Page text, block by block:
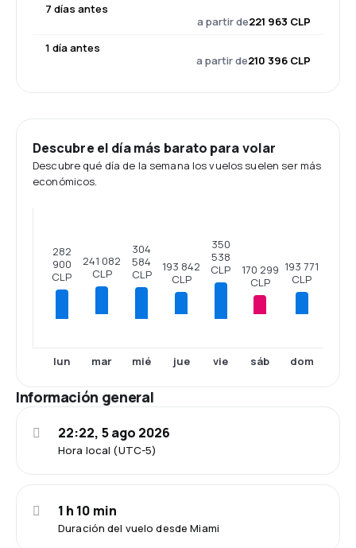
7 días antes
a partir de221 963 CLP
1 día antes
a partir de210 396 CLP
Descubre el día más barato para volar
Descubre qué día de la semana los vuelos suelen ser más
económicos.
282
900
CLP
lun
241 082
CLP
mar
304
584
CLP
mié
193 842
CLP
jue
350
538
CLP
vie
170 299
CLP
sáb
193 771
CLP
dom
Información general
Hora local (UTC-5)
22:22, 5 ago 2026
Duración del vuelo desde Miami
1 h 10 min